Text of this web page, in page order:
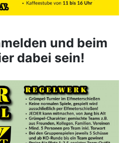
und beim
dabei sein!